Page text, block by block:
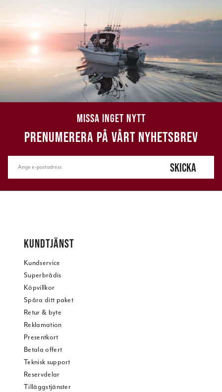
MISSA INGET NYTT
PRENUMERERA PÅ VÅRT NYHETSBREV
SKICKA
KUNDTJÄNST
Kundservice
Superbrådis
Köpvillkor
Spåra ditt paket
Retur & byte
Reklamation
Presentkort
Betala offert
Teknisk support
Reservdelar
Tilläggstjänster